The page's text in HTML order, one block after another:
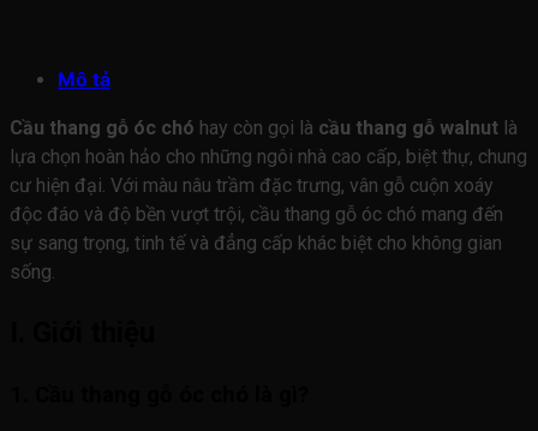
Mô tả
Cầu thang gỗ óc chó hay còn gọi là cầu thang gỗ walnut là
lựa chọn hoàn hảo cho những ngôi nhà cao cấp, biệt thự, chung
cư hiện đại. Với màu nâu trầm đặc trưng, vân gỗ cuộn xoáy
độc đáo và độ bền vượt trội, cầu thang gỗ óc chó mang đến
sự sang trọng, tinh tế và đẳng cấp khác biệt cho không gian
sống.